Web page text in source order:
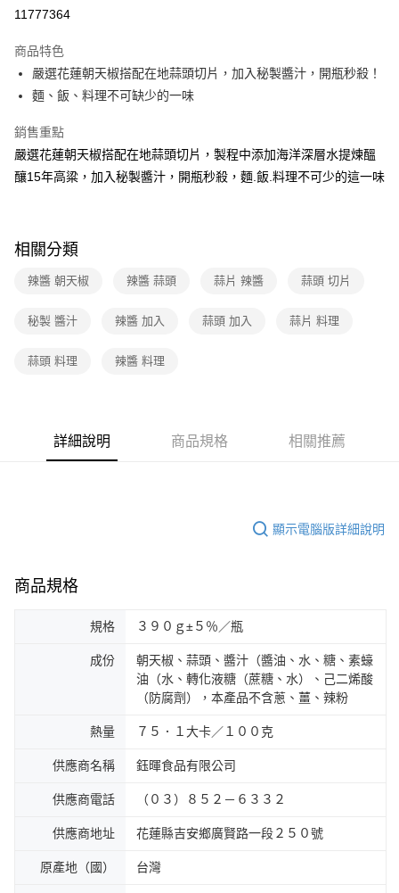
運送方式
全家取貨付款
免運費
常溫-付款後全家取貨
免運費
11777364
商品特色
嚴選花蓮朝天椒搭配在地蒜頭切片，加入秘製醬汁，開瓶秒殺！
麵、飯、料理不可缺少的一味
銷售重點
嚴選花蓮朝天椒搭配在地蒜頭切片，製程中添加海洋深層水提煉醞
釀15年高粱，加入秘製醬汁，開瓶秒殺，麵.飯.料理不可少的這一味
相關分類
辣醬 朝天椒 辣醬 蒜頭 蒜片 辣醬 蒜頭 切片
秘製 醬汁 辣醬 加入 蒜頭 加入 蒜片 料理
蒜頭 料理 辣醬 料理
詳細說明 商品規格 相關推薦
顯示電腦版詳細說明
商品規格
規格 ３９０ｇ±５％／瓶
成份
朝天椒、蒜頭、醬汁（醬油、水、糖、素蠔
油（水、轉化液糖（蔗糖、水）、己二烯酸
（防腐劑），本產品不含蔥、薑、辣粉
熱量 ７５．１大卡／１００克
供應商名稱 鈺暉食品有限公司
供應商電話 （０３）８５２－６３３２
供應商地址 花蓮縣吉安鄉廣賢路一段２５０號
原產地（國） 台灣